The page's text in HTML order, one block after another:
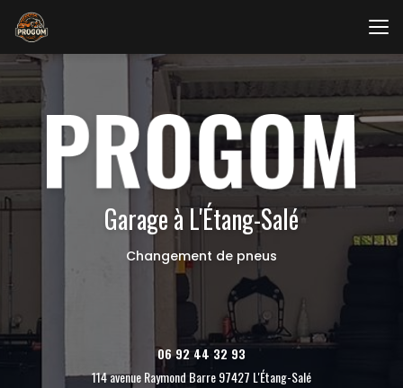
au
contenu
principal
Garage à L'Étang-Salé
Changement de pneus
06 92 44 32 93
114 avenue Raymond Barre 97427 L'Étang-Salé